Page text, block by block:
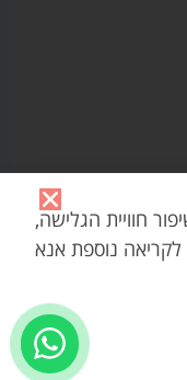
חוויית הגלישה,
לקריאה נוספת אנא